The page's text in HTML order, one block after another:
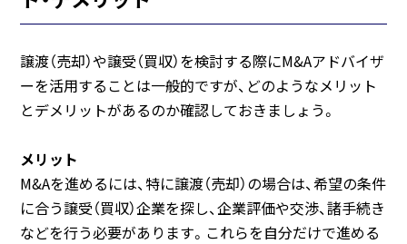
譲渡（売却）や譲受（買収）を検討する際にM&Aアドバイザ
ーを活用することは一般的ですが、どのようなメリット
とデメリットがあるのか確認しておきましょう。
メリット
M&Aを進めるには、特に譲渡（売却）の場合は、希望の条件
に合う譲受（買収）企業を探し、企業評価や交渉、諸手続き
などを行う必要があります。これらを自分だけで進める